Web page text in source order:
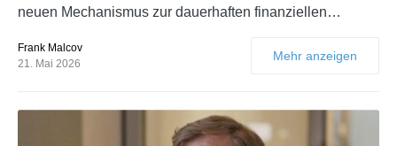
neuen Mechanismus zur dauerhaften finanziellen…
Frank Malcov
21. Mai 2026
Mehr anzeigen